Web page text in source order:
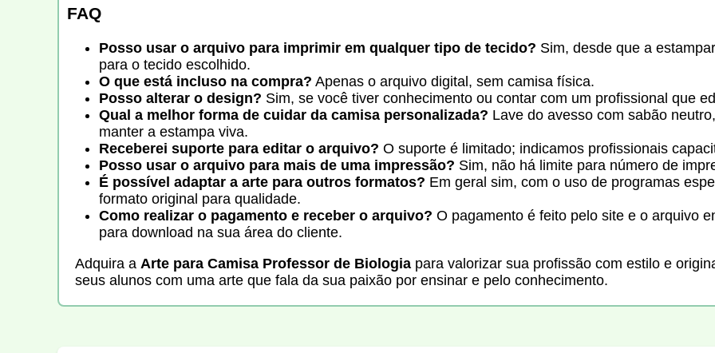
FAQ
Posso usar o arquivo para imprimir em qualquer tipo de tecido? Sim, desde que a
para o tecido escolhido.
O que está incluso na compra? Apenas o arquivo digital, sem camisa física.
Posso alterar o design? Sim, se você tiver conhecimento ou contar com um profissional que
Qual a melhor forma de cuidar da camisa personalizada? Lave do avesso com sabão
manter a estampa viva.
Receberei suporte para editar o arquivo? O suporte é limitado; indicamos profissionais
Posso usar o arquivo para mais de uma impressão? Sim, não há limite para número de
É possível adaptar a arte para outros formatos? Em geral sim, com o uso de programas
formato original para qualidade.
Como realizar o pagamento e receber o arquivo? O pagamento é feito pelo site e o arquivo
para download na sua área do cliente.
Adquira a Arte para Camisa Professor de Biologia para valorizar sua profissão com estilo e
seus alunos com uma arte que fala da sua paixão por ensinar e pelo conhecimento.